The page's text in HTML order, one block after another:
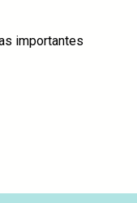
importantes